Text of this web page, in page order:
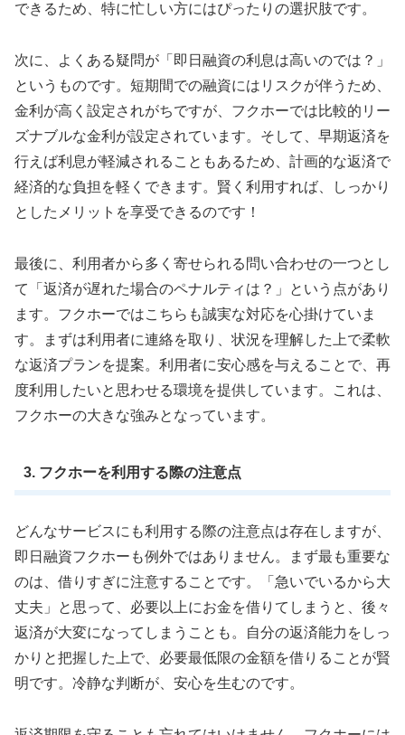
できるため、特に忙しい方にはぴったりの選択肢です。
次に、よくある疑問が「即日融資の利息は高いのでは？」
というものです。短期間での融資にはリスクが伴うため、
金利が高く設定されがちですが、フクホーでは比較的リー
ズナブルな金利が設定されています。そして、早期返済を
行えば利息が軽減されることもあるため、計画的な返済で
経済的な負担を軽くできます。賢く利用すれば、しっかり
としたメリットを享受できるのです！
最後に、利用者から多く寄せられる問い合わせの一つとし
て「返済が遅れた場合のペナルティは？」という点があり
ます。フクホーではこちらも誠実な対応を心掛けていま
す。まずは利用者に連絡を取り、状況を理解した上で柔軟
な返済プランを提案。利用者に安心感を与えることで、再
度利用したいと思わせる環境を提供しています。これは、
フクホーの大きな強みとなっています。
3. フクホーを利用する際の注意点
どんなサービスにも利用する際の注意点は存在しますが、
即日融資フクホーも例外ではありません。まず最も重要な
のは、借りすぎに注意することです。「急いでいるから大
丈夫」と思って、必要以上にお金を借りてしまうと、後々
返済が大変になってしまうことも。自分の返済能力をしっ
かりと把握した上で、必要最低限の金額を借りることが賢
明です。冷静な判断が、安心を生むのです。